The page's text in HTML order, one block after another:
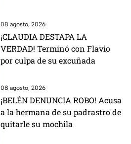
08 agosto, 2026
¡CLAUDIA DESTAPA LA
VERDAD! Terminó con Flavio
por culpa de su excuñada
08 agosto, 2026
¡BELÉN DENUNCIA ROBO! Acusa
a la hermana de su padrastro de
quitarle su mochila